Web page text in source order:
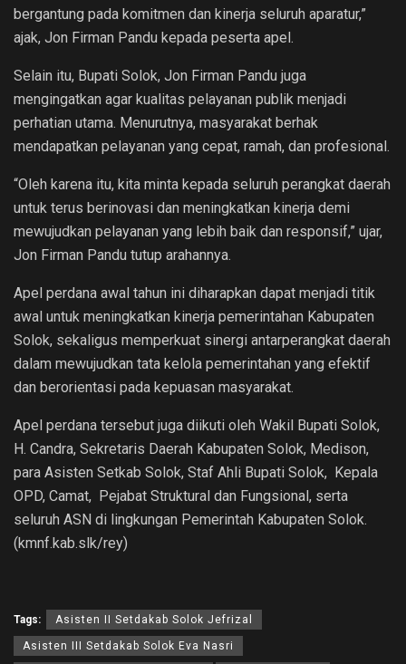
bergantung pada komitmen dan kinerja seluruh aparatur,”
ajak, Jon Firman Pandu kepada peserta apel.
Selain itu, Bupati Solok, Jon Firman Pandu juga
mengingatkan agar kualitas pelayanan publik menjadi
perhatian utama. Menurutnya, masyarakat berhak
mendapatkan pelayanan yang cepat, ramah, dan profesional.
“Oleh karena itu, kita minta kepada seluruh perangkat daerah
untuk terus berinovasi dan meningkatkan kinerja demi
mewujudkan pelayanan yang lebih baik dan responsif,” ujar,
Jon Firman Pandu tutup arahannya.
Apel perdana awal tahun ini diharapkan dapat menjadi titik
awal untuk meningkatkan kinerja pemerintahan Kabupaten
Solok, sekaligus memperkuat sinergi antarperangkat daerah
dalam mewujudkan tata kelola pemerintahan yang efektif
dan berorientasi pada kepuasan masyarakat.
Apel perdana tersebut juga diikuti oleh Wakil Bupati Solok,
H. Candra, Sekretaris Daerah Kabupaten Solok, Medison,
para Asisten Setkab Solok, Staf Ahli Bupati Solok, Kepala
OPD, Camat, Pejabat Struktural dan Fungsional, serta
seluruh ASN di lingkungan Pemerintah Kabupaten Solok.
(kmnf.kab.slk/rey)
Tags: Asisten II Setdakab Solok Jefrizal
Asisten III Setdakab Solok Eva Nasri